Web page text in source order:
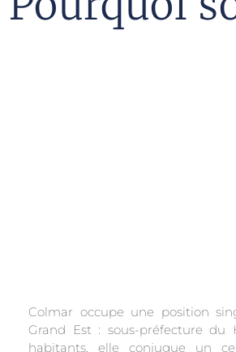
Colmar occupe une position
Grand Est : sous-préfecture
habitants, elle conjugue un